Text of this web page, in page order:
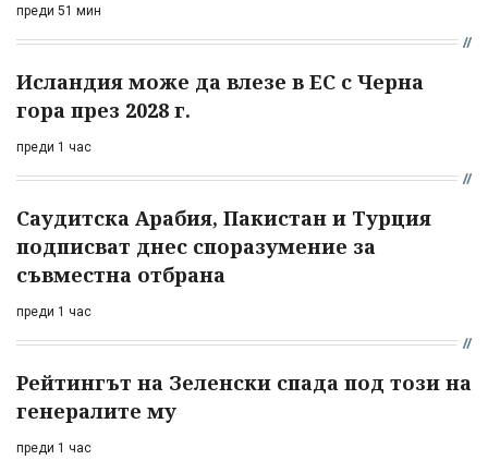
преди 51 мин
Исландия може да влезе в ЕС с Черна
гора през 2028 г.
преди 1 час
Саудитска Арабия, Пакистан и Турция
подписват днес споразумение за
съвместна отбрана
преди 1 час
Рейтингът на Зеленски спада под този на
генералите му
преди 1 час